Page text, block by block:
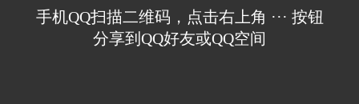
手机QQ扫描二维码，点击右上角 ··· 按钮
分享到QQ好友或QQ空间